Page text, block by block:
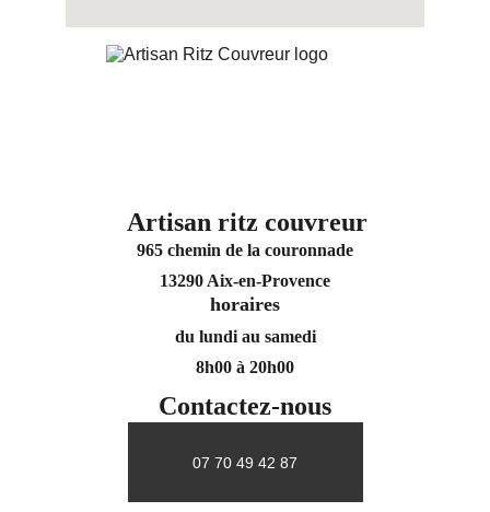
Contactez-nous
07 70 49 42 87
Artisan ritz couvreur
965 chemin de la couronnade
13290 Aix-en-Provence
horaires
du lundi au samedi
8h00 à 20h00